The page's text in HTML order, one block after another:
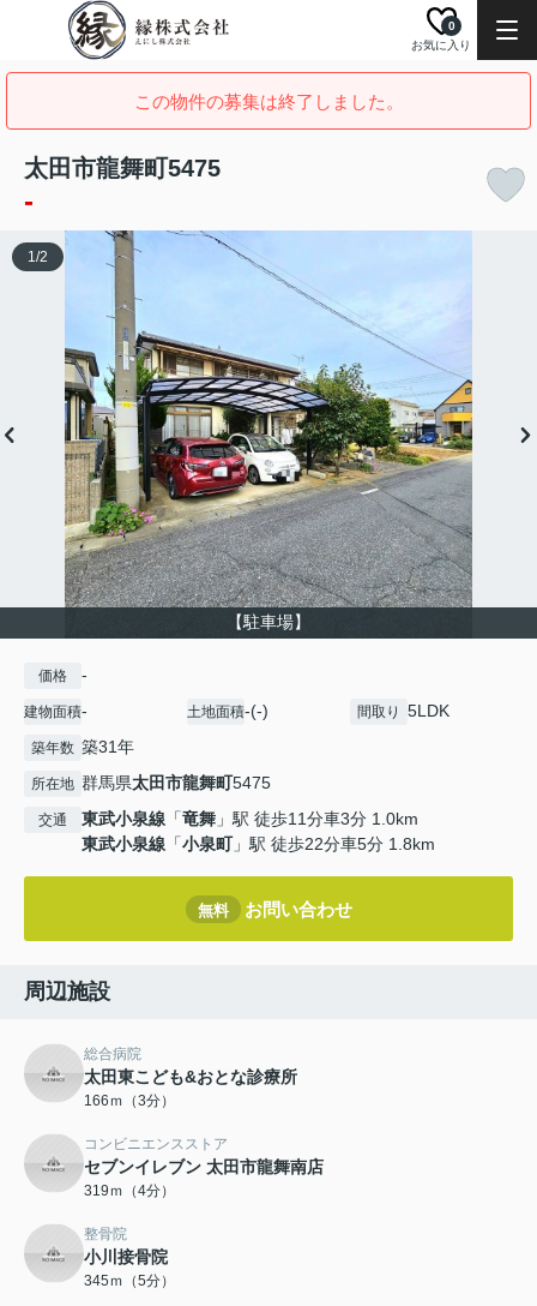
お気に入り
0
この物件の募集は終了しました。
太田市龍舞町5475
-
【駐車場】
1/2
価格 -
建物面積- 土地面積-(-) 間取り 5LDK
築年数 築31年
所在地 群馬県太田市龍舞町5475
交通 東武小泉線 「竜舞 」駅 徒歩11分車3分 1.0km
東武小泉線 「小泉町」駅 徒歩22分車5分 1.8km
無料 お問い合わせ
周辺施設
総合病院
太田東こども&おとな診療所
166ｍ（3分）
コンビニエンスストア
セブンイレブン 太田市龍舞南店
319ｍ（4分）
整骨院
小川接骨院
345ｍ（5分）